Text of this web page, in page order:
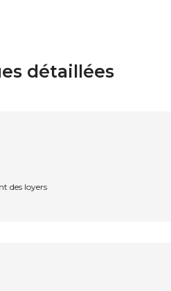
détaillées
des loyers